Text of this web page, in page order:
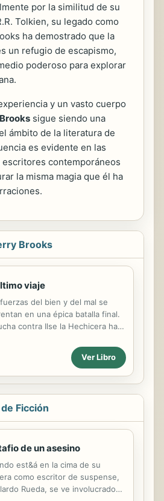
por la similitud de su
Tolkien, su legado como
ha demostrado que la
un refugio de escapismo,
poderoso para explorar
y un vasto cuerpo
sigue siendo una
ámbito de la literatura de
es evidente en las
contemporáneos
la misma magia que él ha
Brooks
viaje
del bien y del mal se
en una épica batalla final.
contra Ilse la Hechicera ha
Tierras. Ahora, su adversario
oscuro les pisa los talones: con
de aeronaves tripuladas por
vivientes, el poderoso
Shannara para hacerse con los
libros de magia y
Ilse. La hechicera,
de Shannara, pero las cosas
como había previsto, y el
Ver Libro
Ficción
de un asesino
est&á en la cima de su
como escritor de suspense,
Rueda, se ve involucrado